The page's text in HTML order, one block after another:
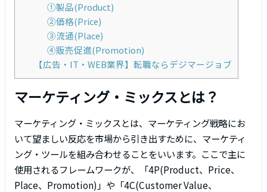
①製品(Product)
②価格(Price)
③流通(Place)
④販売促進(Promotion)
【広告・IT・WEB業界】転職ならデジマージョブ
マーケティング・ミックスとは？
マーケティング・ミックスとは、マーケティング戦略にお
いて望ましい反応を市場から引き出すために、マーケティ
ング・ツールを組み合わせることをいいます。ここで主に
使用されるフレームワークが、「4P(Product、Price、
Place、Promotion)」や「4C(Customer Value、